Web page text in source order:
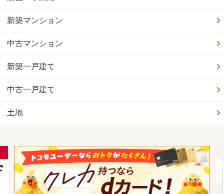
新築マンション
中古マンション
新築一戸建て
中古一戸建て
土地